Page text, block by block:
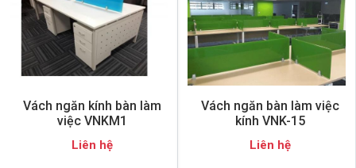
Vách ngăn kính bàn làm
việc VNKM1
Liên hệ
Vách ngăn bàn làm việc
kính VNK-15
Liên hệ